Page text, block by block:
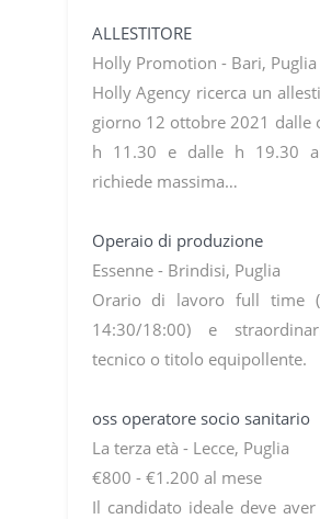
ALLESTITORE
Holly Promotion - Bari, Puglia
Holly Agency ricerca un
giorno 12 ottobre 2021 dalle
h 11.30 e dalle h 19.30
richiede massima…
Operaio di produzione
Essenne - Brindisi, Puglia
Orario di lavoro full time
14:30/18:00) e
tecnico o titolo equipollente.
oss operatore socio sanitario
La terza età - Lecce, Puglia
€800 - €1.200 al mese
Il candidato ideale deve